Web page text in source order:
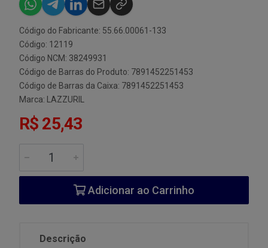
Código do Fabricante: 55.66.00061-133
Código: 12119
Código NCM: 38249931
Código de Barras do Produto: 7891452251453
Código de Barras da Caixa: 7891452251453
Marca:
LAZZURIL
R$ 25,43
Adicionar ao Carrinho
Descrição